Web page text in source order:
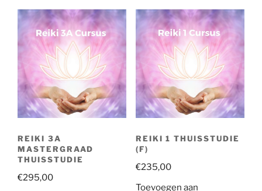
REIKI 3A
MASTERGRAAD
THUISSTUDIE
€295,00
REIKI 1 THUISSTUDIE
(F)
€235,00
Toevoegen aan